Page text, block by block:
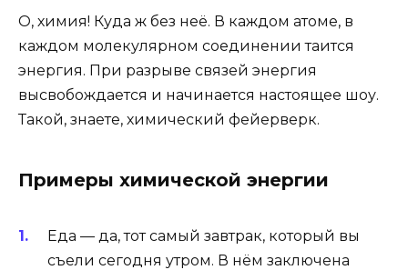
О, химия! Куда ж без неё. В каждом атоме, в
каждом молекулярном соединении таится
энергия. При разрыве связей энергия
высвобождается и начинается настоящее шоу.
Такой, знаете, химический фейерверк.
Примеры химической энергии
Еда — да, тот самый завтрак, который вы
съели сегодня утром. В нём заключена